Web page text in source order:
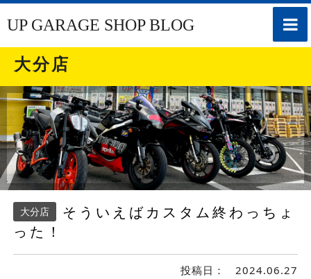
toggle
UP GARAGE SHOP BLOG
大分店
大分店
そういえばカスタム終わっちょ
った！
投稿日： 2024.06.27